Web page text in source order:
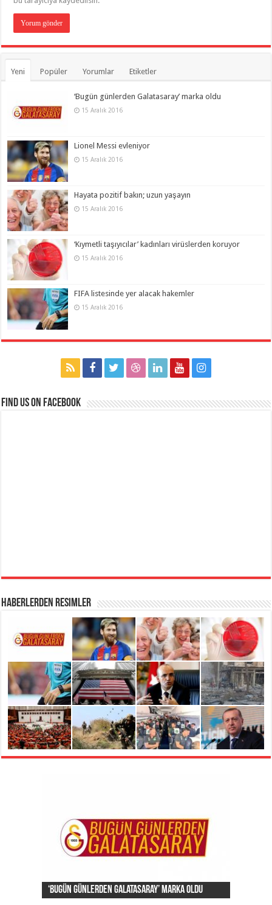
Yeni Popüler Yorumlar Etiketler
‘Bugün günlerden Galatasaray’ marka oldu
15 Aralık 2016
Lionel Messi evleniyor
15 Aralık 2016
Hayata pozitif bakın; uzun yaşayın
15 Aralık 2016
‘Kıymetli taşıyıcılar’ kadınları virüslerden koruyor
15 Aralık 2016
FIFA listesinde yer alacak hakemler
15 Aralık 2016
Find us on Facebook
Haberlerden Resimler
‘Bugün günlerden Galatasaray’ marka oldu
Lionel Messi evleniyor
Hayata pozitif bakın; uzun yaşayın
koruyor
FIFA listesinde yer alacak hakemler